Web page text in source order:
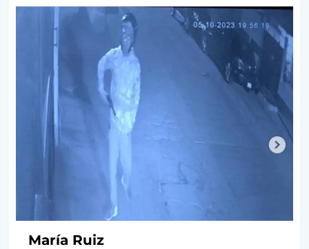
María Ruiz